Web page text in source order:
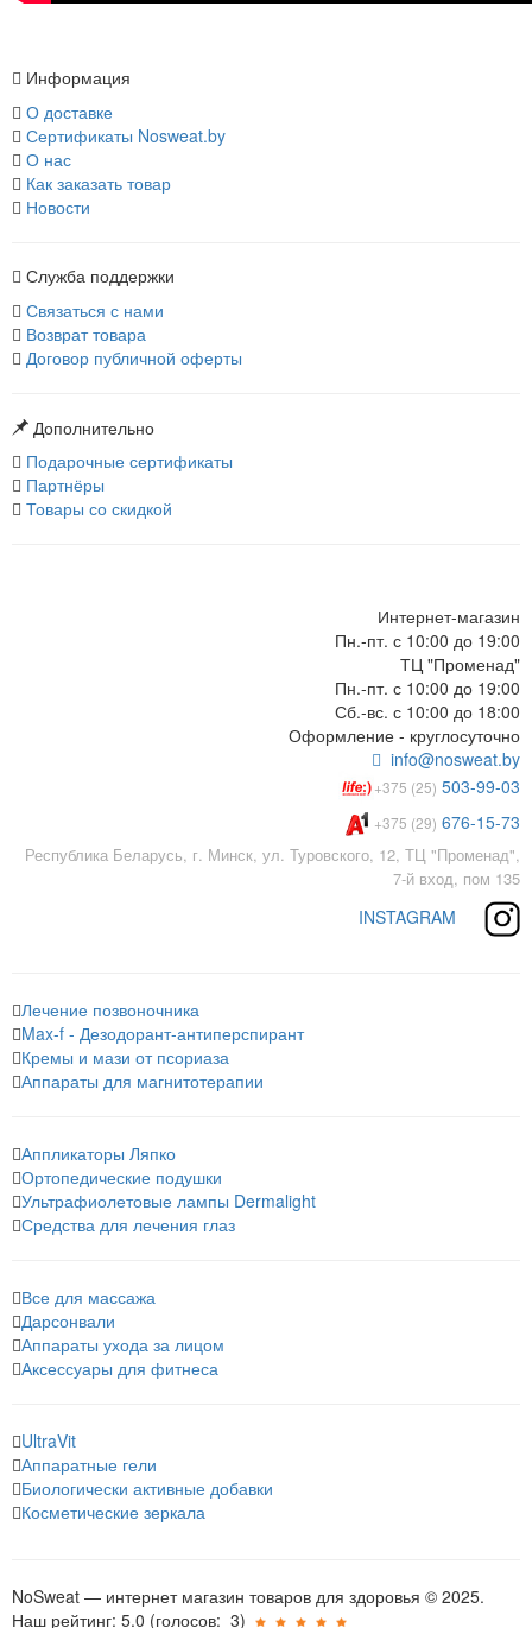
Информация
О доставке
Сертификаты Nosweat.by
О нас
Как заказать товар
Новости
Служба поддержки
Связаться с нами
Возврат товара
Договор публичной оферты
Дополнительно
Подарочные сертификаты
Партнёры
Товары со скидкой
Интернет-магазин
Пн.-пт. с 10:00 до 19:00
ТЦ "Променад"
Пн.-пт. с 10:00 до 19:00
Сб.-вс. с 10:00 до 18:00
Оформление - круглосуточно
info@nosweat.by
+375 (25) 503-99-03
+375 (29) 676-15-73
Республика Беларусь, г. Минск, ул. Туровского, 12, ТЦ "Променад",
7-й вход, пом 135
INSTAGRAM
Лечение позвоночника
Max-f - Дезодорант-антиперспирант
Кремы и мази от псориаза
Аппараты для магнитотерапии
Аппликаторы Ляпко
Ортопедические подушки
Ультрафиолетовые лампы Dermalight
Средства для лечения глаз
Все для массажа
Дарсонвали
Аппараты ухода за лицом
Аксессуары для фитнеса
UltraVit
Аппаратные гели
Биологически активные добавки
Косметические зеркала
NoSweat — интернет магазин товаров для здоровья © 2025.
Наш рейтинг: 5.0 (голосов: 3)